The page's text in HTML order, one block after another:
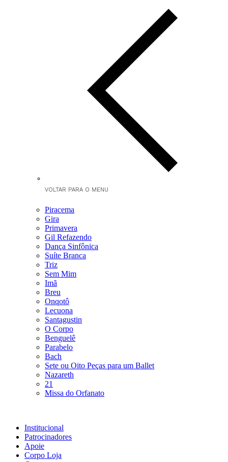
VOLTAR PARA O MENU
Piracema
Gira
Primavera
Gil Refazendo
Dança Sinfônica
Suíte Branca
Triz
Sem Mim
Imã
Breu
Onqotô
Lecuona
Santagustin
O Corpo
Benguelê
Parabelo
Bach
Sete ou Oito Peças para um Ballet
Nazareth
21
Missa do Orfanato
Institucional
Patrocinadores
Apoie
Corpo Loja